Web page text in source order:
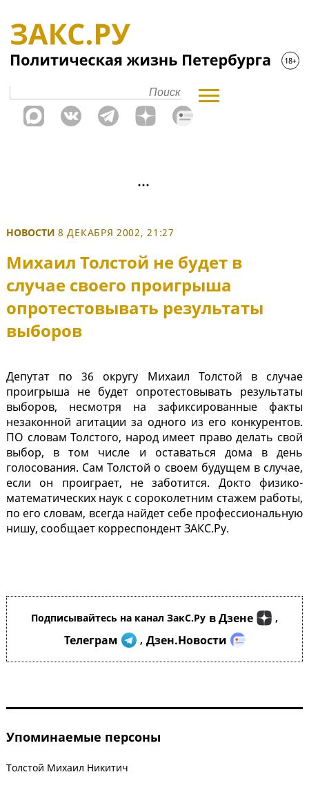
НОВОСТИ 8 ДЕКАБРЯ 2002, 21:27
Михаил Толстой не будет в
случае своего проигрыша
опротестовывать результаты
выборов
Депутат по 36 округу Михаил Толстой в случае
проигрыша не будет опротестовывать результаты
выборов, несмотря на зафиксированные факты
незаконной агитации за одного из его конкурентов.
ПО словам Толстого, народ имеет право делать свой
выбор, в том числе и оставаться дома в день
голосования. Сам Толстой о своем будущем в случае,
если он проиграет, не заботится. Докто физико-
математических наук с сороколетним стажем работы,
по его словам, всегда найдет себе профессиональную
нишу, сообщает корреспондент ЗАКС.Ру.
Подписывайтесь на канал ЗакС.Ру в Дзене ,
Телеграм , Дзен.Новости
Упоминаемые персоны
Толстой Михаил Никитич